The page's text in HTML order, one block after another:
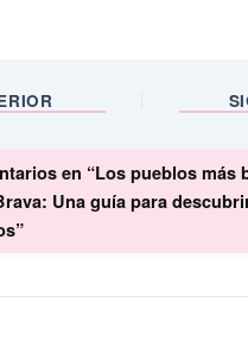
en “Los pueblos más
Una guía para